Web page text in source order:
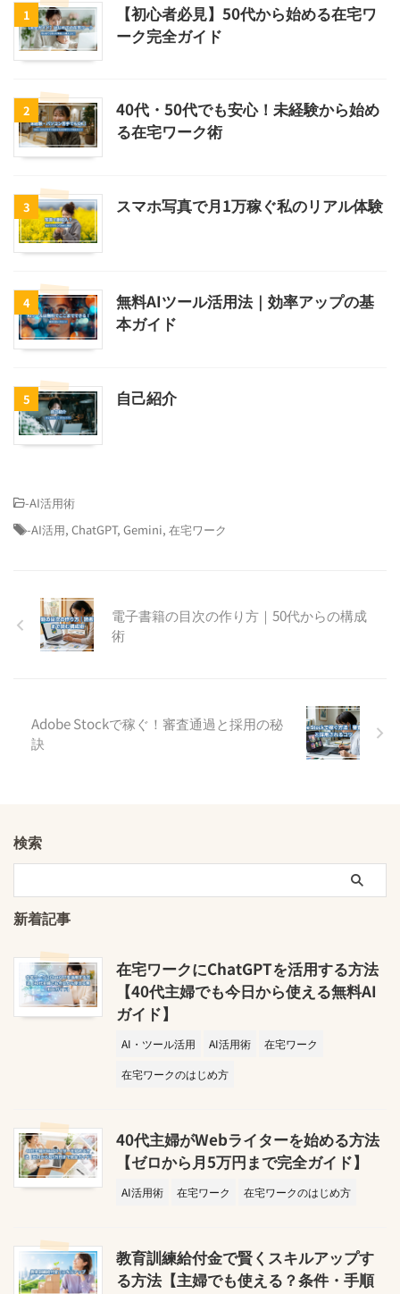
1
【初心者必見】50代から始める在宅ワ
ーク完全ガイド
2
40代・50代でも安心！未経験から始め
る在宅ワーク術
3 スマホ写真で月1万稼ぐ私のリアル体験
4
無料AIツール活用法｜効率アップの基
本ガイド
5 自己紹介
-AI活用術
-AI活用, ChatGPT, Gemini, 在宅ワーク
電子書籍の目次の作り方｜50代からの構成
術
Adobe Stockで稼ぐ！審査通過と採用の秘
訣
検索
新着記事
在宅ワークにChatGPTを活用する方法
【40代主婦でも今日から使える無料AI
ガイド】
AI・ツール活用 AI活用術
在宅ワーク
在宅ワークのはじめ方
40代主婦がWebライターを始める方法
【ゼロから月5万円まで完全ガイド】
AI活用術 在宅ワーク 在宅ワークのはじめ方
教育訓練給付金で賢くスキルアップす
る方法【主婦でも使える？条件・手順